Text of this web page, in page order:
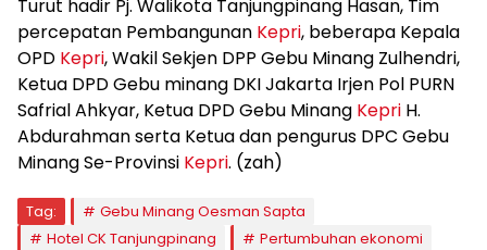
Turut hadir Pj. Walikota Tanjungpinang Hasan, Tim
percepatan Pembangunan Kepri, beberapa Kepala
OPD Kepri, Wakil Sekjen DPP Gebu Minang Zulhendri,
Ketua DPD Gebu minang DKI Jakarta Irjen Pol PURN
Safrial Ahkyar, Ketua DPD Gebu Minang Kepri H.
Abdurahman serta Ketua dan pengurus DPC Gebu
Minang Se-Provinsi Kepri. (zah)
Tag:
Gebu Minang Oesman Sapta
Hotel CK Tanjungpinang
Pertumbuhan ekonomi